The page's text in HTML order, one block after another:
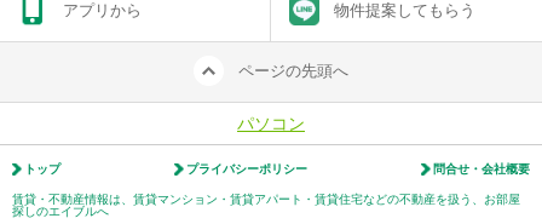
アプリから 物件提案してもらう
ページの先頭へ
パソコン
トップ プライバシーポリシー 問合せ・会社概要
賃貸・不動産情報は、賃貸マンション・賃貸アパート・賃貸住宅などの不動産を扱う、お部屋
探しのエイブルへ